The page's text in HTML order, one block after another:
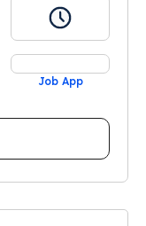
Job App